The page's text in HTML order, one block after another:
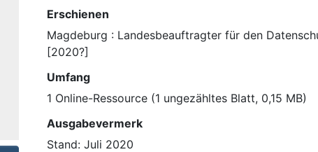
Erschienen
Magdeburg : Landesbeauftragter für den
[2020?]
Umfang
1 Online-Ressource (1 ungezähltes Blatt, 0,15 MB)
Ausgabevermerk
Stand: Juli 2020